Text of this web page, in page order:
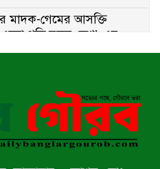
মাদক-গেমের আসক্তি
গড়ি নতুন দেশ’-এর
সরকারি খাস জমির রাস্তা দখল,
দুর্ভোগ; ইউএনওর হস্তক্ষেপ